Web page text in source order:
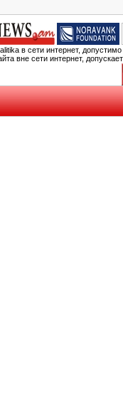
в сети интернет,
вне сети интернет,